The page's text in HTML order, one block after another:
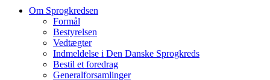
Om Sprogkredsen
Formål
Bestyrelsen
Vedtægter
Indmeldelse i Den Danske Sprogkreds
Bestil et foredrag
Generalforsamlinger